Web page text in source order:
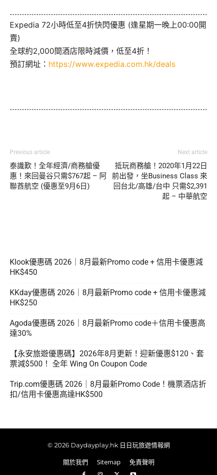
Expedia 72小時低至4折快閃優惠 (逢星期一晚上00:00開
賣)
全球約2,000間酒店限時減價，低至4折！
預訂網址： https://www.expedia.com.hk/deals
Previous article
泰識歎！全年經濟/商務艙優
惠！來回曼谷只需$767起 – 阿
聯酋航空 (優惠至9月6日)
Next article
抵玩商務艙！2020年1月22日
前出發，坐Business Class 來
回台北/高雄/台中 只需$2,391
起 – 中華航空
Klook優惠碼 2026｜8月最新Promo code + 信用卡優惠減
HK$450
KKday優惠碼 2026｜8月最新Promo code + 信用卡優惠減
HK$250
Agoda優惠碼 2026｜8月最新Promo code＋信用卡優惠高
達30%
【永安旅遊優惠碼】2026年8月更新！迎新優惠$120、套
票減$500！ 全年 Wing On Coupon Code
Trip.com優惠碼 2026｜8月最新Promo Code！機票酒店折
扣/信用卡優惠高達HK$500
© 2026 Daydayplay.hk 日日玩旅遊情報網
關於我們 Sitemap 免責聲明